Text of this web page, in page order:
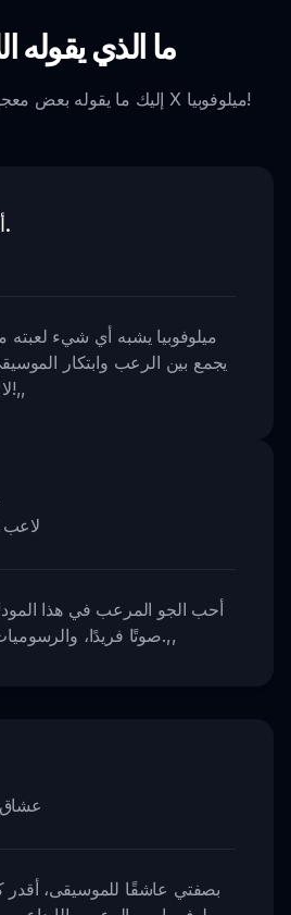
ما الذي يقوله
إليك ما يقوله بعض معجبي اللعبة عن سبروكي X ميلوفوبيا!
أليكس س.
يجمع بين الرعب وابتكار
لا أستطيع الاكتفاء منه!,,
أحب الجو المرعب في هذا
صوتًا فريدًا، والرسوميات مظلمة بشكل رائع.,,
بصفتي عاشقًا للموسيقى،